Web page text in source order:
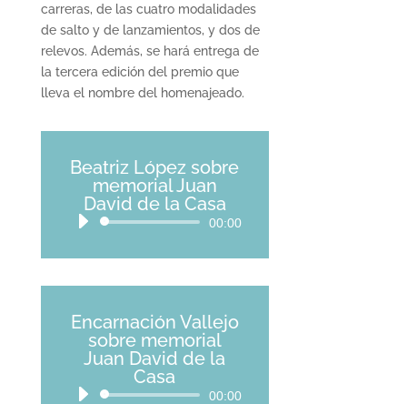
carreras, de las cuatro modalidades
de salto y de lanzamientos, y dos de
relevos. Además, se hará entrega de
la tercera edición del premio que
lleva el nombre del homenajeado.
Beatriz López sobre
memorial Juan
David de la Casa
Reproductor
00:00
Encarnación Vallejo
sobre memorial
Juan David de la
Casa
Reproductor
00:00